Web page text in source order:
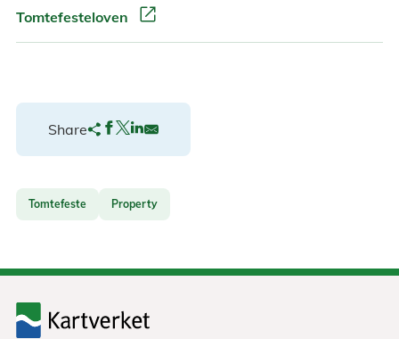
Tomtefesteloven open_in_new
Share
Tomtefeste Property